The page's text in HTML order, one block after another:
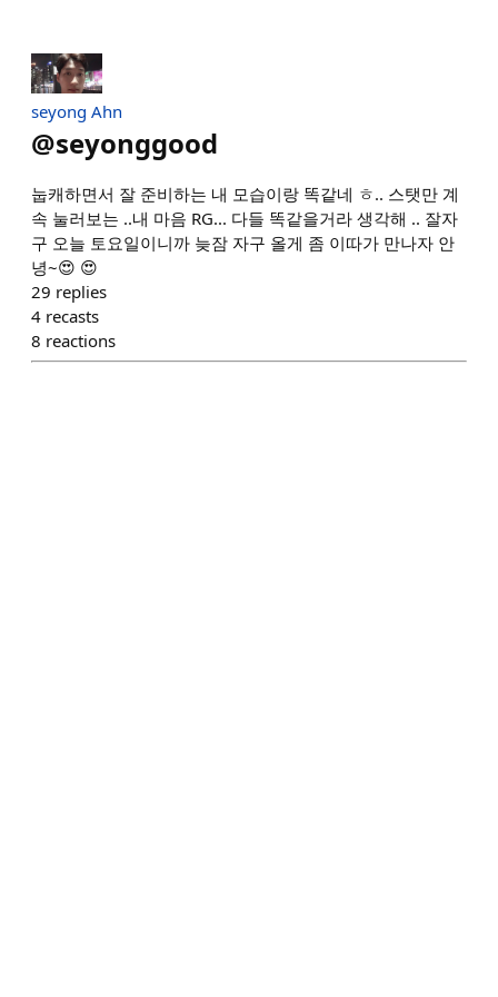
seyong Ahn
@seyonggood
눕캐하면서 잘 준비하는 내 모습이랑 똑같네 ㅎ.. 스탯만 계
속 눌러보는 ..내 마음 RG... 다들 똑같을거라 생각해 .. 잘자
구 오늘 토요일이니까 늦잠 자구 올게 좀 이따가 만나자 안
녕~😍 😍
29 replies
4 recasts
8 reactions